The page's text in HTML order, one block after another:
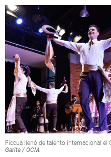
Ficcua llenó de talento internacional el
Garita / OCM.